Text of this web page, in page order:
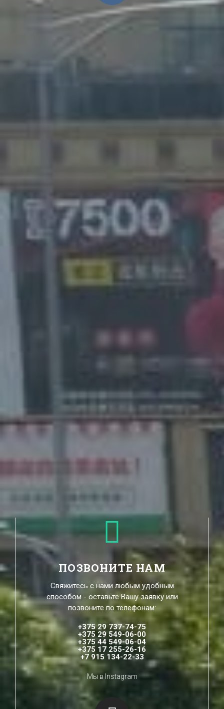
ПОЗВОНИТЕ НАМ
Свяжитесь с нами любым удобным
способом - оставьте Вашу заявку или
позвоните по телефонам:
+375 29 737-74-75
+375 29 549-06-00
+375 44 549-06-04
+375 17 255-26-16
+7 915 134-22-33
Мы в Instagram